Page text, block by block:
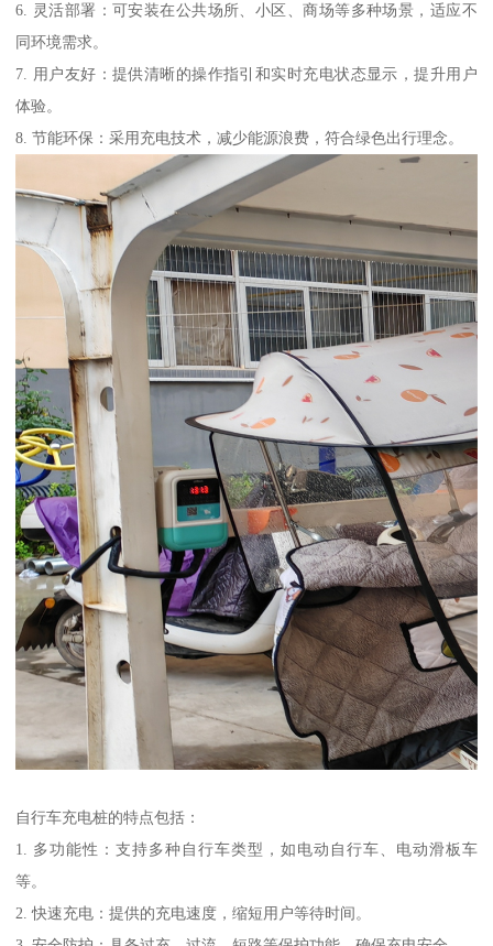
6. 灵活部署：可安装在公共场所、小区、商场等多种场景，适应不
同环境需求。
7. 用户友好：提供清晰的操作指引和实时充电状态显示，提升用户
体验。
8. 节能环保：采用充电技术，减少能源浪费，符合绿色出行理念。
自行车充电桩的特点包括：
1. 多功能性：支持多种自行车类型，如电动自行车、电动滑板车
等。
2. 快速充电：提供的充电速度，缩短用户等待时间。